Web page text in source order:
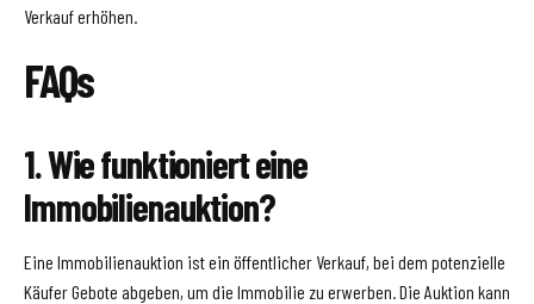
Verkauf erhöhen.
FAQs
1. Wie funktioniert eine
Immobilienauktion?
Eine Immobilienauktion ist ein öffentlicher Verkauf, bei dem potenzielle
Käufer Gebote abgeben, um die Immobilie zu erwerben. Die Auktion kann